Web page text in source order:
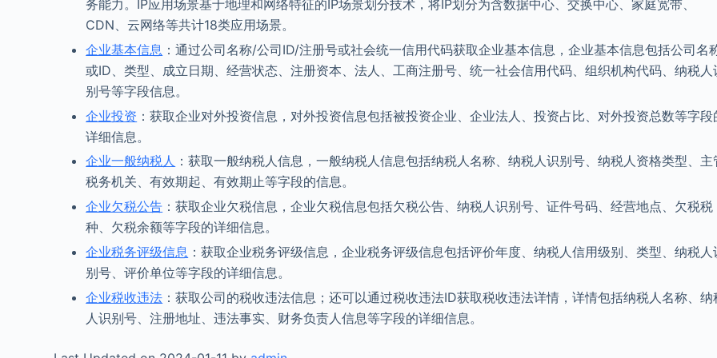
务能力。IP应用场景基于地理和网络特征的IP场景划分技术，将IP划分为含数据中心、交换中心、家庭宽带、
CDN、云网络等共计18类应用场景。
企业基本信息 ：通过公司名称/公司ID/注册号或社会统一信用代码获取企业基本信息，企业基本信息包括公司名
或ID、类型、成立日期、经营状态、注册资本、法人、工商注册号、统一社会信用代码、组织机构代码、纳税人
别号等字段信息。
企业投资 ：获取企业对外投资信息，对外投资信息包括被投资企业、企业法人、投资占比、对外投资总数等字段
详细信息。
企业一般纳税人 ：获取一般纳税人信息，一般纳税人信息包括纳税人名称、纳税人识别号、纳税人资格类型、主
税务机关、有效期起、有效期止等字段的信息。
企业欠税公告 ：获取企业欠税信息，企业欠税信息包括欠税公告、纳税人识别号、证件号码、经营地点、欠税税
种、欠税余额等字段的详细信息。
企业税务评级信息 ：获取企业税务评级信息，企业税务评级信息包括评价年度、纳税人信用级别、类型、纳税人
别号、评价单位等字段的详细信息。
企业税收违法 ：获取公司的税收违法信息；还可以通过税收违法ID获取税收违法详情，详情包括纳税人名称、纳
人识别号、注册地址、违法事实、财务负责人信息等字段的详细信息。